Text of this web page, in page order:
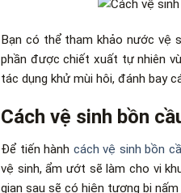
Bạn có thể tham khảo nước vệ
phần được chiết xuất tự nhiên
tác dụng khử mùi hôi, đánh bay
Cách vệ sinh bồn
Để tiến hành cách vệ sinh bồn
vệ sinh, ẩm ướt sẽ làm cho vi
gian sau sẽ có hiện tượng bị